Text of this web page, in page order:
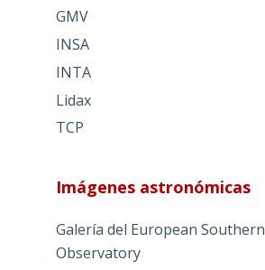
GMV
INSA
INTA
Lidax
TCP
Imágenes astronómicas
Galería del European Southern
Observatory